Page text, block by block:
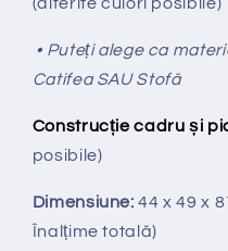
(diferite culori posibile)
• Puteți alege ca
Catifea SAU Stofă
Construcție cadru și
posibile)
Dimensiune: 44 x 49 x
Înalțime totală)